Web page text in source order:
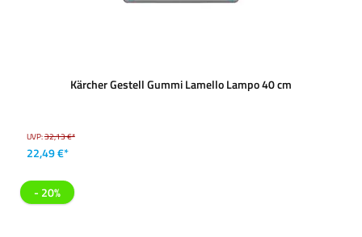
Kärcher Gestell Gummi Lamello Lampo 40 cm
UVP:32,13 €*
22,49 €*
- 20%